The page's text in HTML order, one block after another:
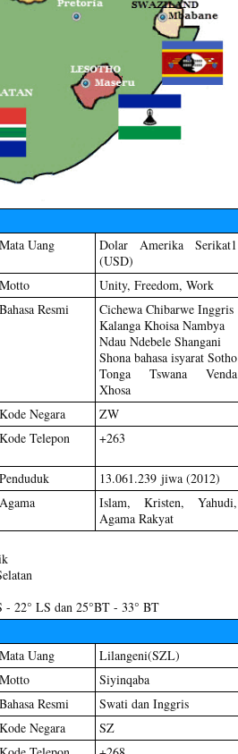
Mata Uang
Dolar Amerika Serikat1
(USD)
Motto
Unity, Freedom, Work
Bahasa Resmi
Cichewa Chibarwe Inggris
Kalanga Khoisa Nambya
Ndau Ndebele Shangani
Shona bahasa isyarat Sotho
Tonga Tswana Venda
Xhosa
Kode Negara
ZW
Kode Telepon +263
Penduduk
13.061.239 jiwa (2012)
Agama
Islam, Kristen, Yahudi,
Agama Rakyat
22° LS dan 25°BT - 33° BT
Mata Uang
Lilangeni(SZL)
Motto
Siyinqaba
Bahasa Resmi
Swati dan Inggris
Kode Negara
SZ